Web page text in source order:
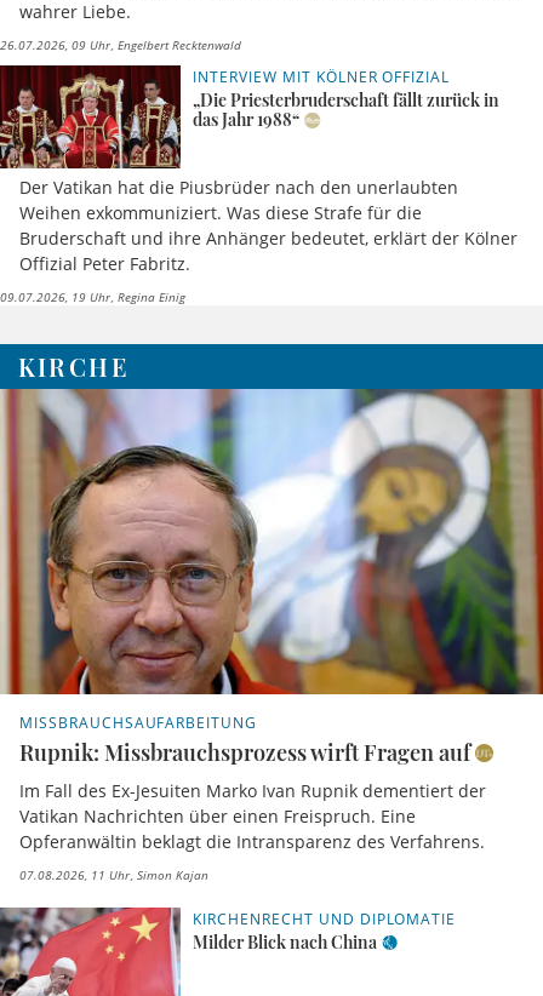
wahrer Liebe.
26.07.2026, 09 Uhr Engelbert Recktenwald
INTERVIEW MIT KÖLNER OFFIZIAL
„Die Priesterbruderschaft fällt zurück in
das Jahr 1988“
Der Vatikan hat die Piusbrüder nach den unerlaubten
Weihen exkommuniziert. Was diese Strafe für die
Bruderschaft und ihre Anhänger bedeutet, erklärt der Kölner
Offizial Peter Fabritz.
09.07.2026, 19 Uhr Regina Einig
KIRCHE
MISSBRAUCHSAUFARBEITUNG
Rupnik: Missbrauchsprozess wirft Fragen auf
Im Fall des Ex-Jesuiten Marko Ivan Rupnik dementiert der
Vatikan Nachrichten über einen Freispruch. Eine
Opferanwältin beklagt die Intransparenz des Verfahrens.
07.08.2026, 11 Uhr Simon Kajan
KIRCHENRECHT UND DIPLOMATIE
Milder Blick nach China